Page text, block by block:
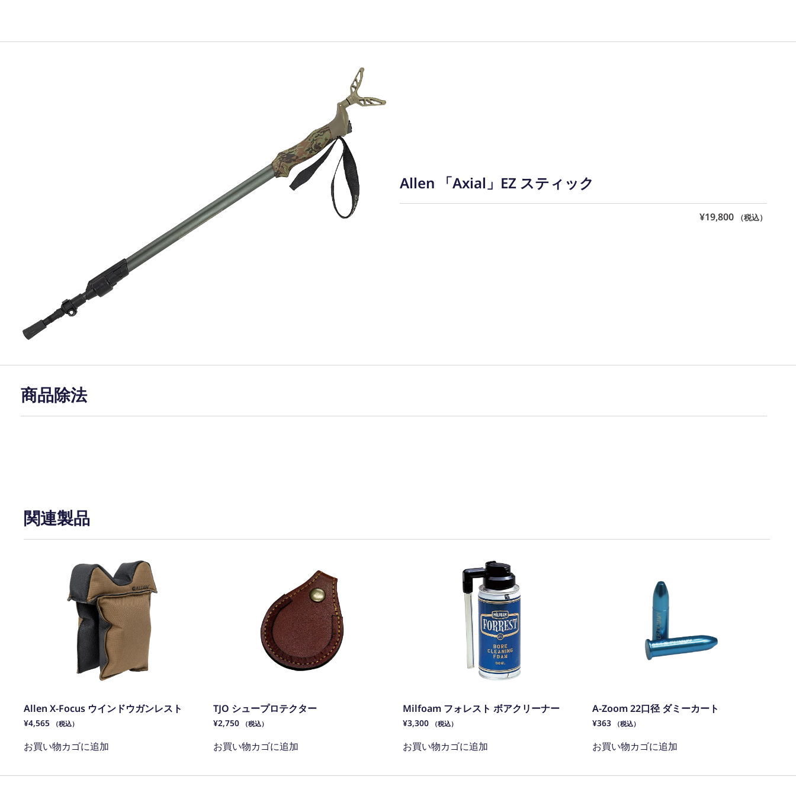
Allen 「Axial」EZ スティック
¥19,800 （税込）
商品除法
関連製品
Allen X-Focus ウインドウガンレスト
¥4,565 （税込）
お買い物カゴに追加
TJO シュープロテクター
¥2,750 （税込）
お買い物カゴに追加
Milfoam フォレスト ボアクリーナー
¥3,300 （税込）
お買い物カゴに追加
A-Zoom 22口径 ダミーカート
¥363 （税込）
お買い物カゴに追加